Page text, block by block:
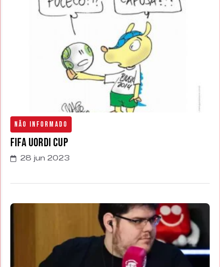
Não Informado
Fifa uordi cup
28 jun 2023